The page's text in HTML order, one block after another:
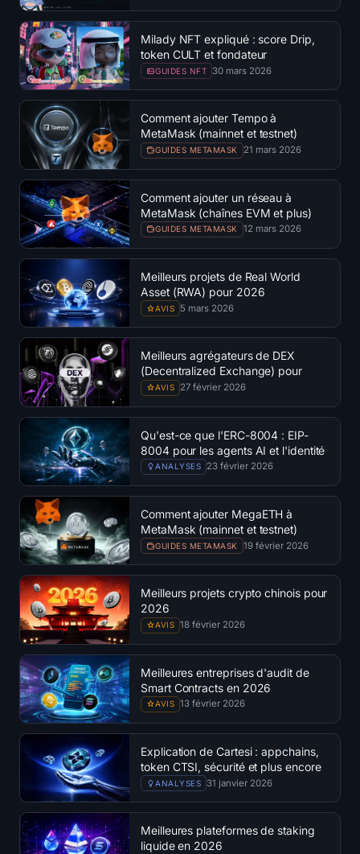
Milady NFT expliqué : score Drip,
token CULT et fondateur
GUIDES NFT 30 mars 2026
Comment ajouter Tempo à
MetaMask (mainnet et testnet)
GUIDES METAMASK 21 mars 2026
Comment ajouter un réseau à
MetaMask (chaînes EVM et plus)
GUIDES METAMASK 12 mars 2026
Meilleurs projets de Real World
Asset (RWA) pour 2026
AVIS 5 mars 2026
Meilleurs agrégateurs de DEX
(Decentralized Exchange) pour
2026
AVIS 27 février 2026
Qu'est-ce que l'ERC-8004 : EIP-
8004 pour les agents AI et l'identité
Onchain
ANALYSES 23 février 2026
Comment ajouter MegaETH à
MetaMask (mainnet et testnet)
GUIDES METAMASK 19 février 2026
Meilleurs projets crypto chinois pour
2026
AVIS 18 février 2026
Meilleures entreprises d'audit de
Smart Contracts en 2026
AVIS 13 février 2026
Explication de Cartesi : appchains,
token CTSI, sécurité et plus encore
ANALYSES 31 janvier 2026
Meilleures plateformes de staking
liquide en 2026